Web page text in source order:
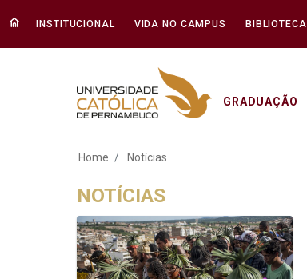
INSTITUCIONAL VIDA NO CAMPUS BIBLIOTECA
GRADUAÇÃO
Notícias - Unicap
Home Notícias
NOTÍCIAS